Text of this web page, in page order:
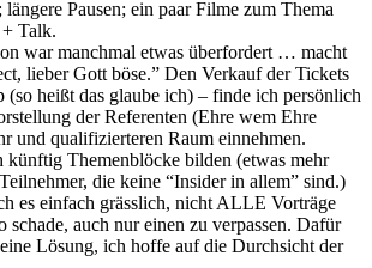
Pausen; ein paar Filme zum Thema
Talk.
war manchmal etwas überfordert … macht
lieber Gott böse.” Den Verkauf der Tickets
(so heißt das glaube ich) – finde ich persönlich
der Referenten (Ehre wem Ehre
und qualifizierteren Raum einnehmen.
künftig Themenblöcke bilden (etwas mehr
die keine “Insider in allem” sind.)
es einfach grässlich, nicht ALLE Vorträge
schade, auch nur einen zu verpassen. Dafür
Lösung, ich hoffe auf die Durchsicht der